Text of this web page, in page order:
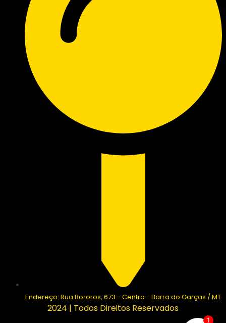
Endereço: Rua Bororos, 673 - Centro - Barra do Garças / MT
2024 | Todos Direitos Reservados
1